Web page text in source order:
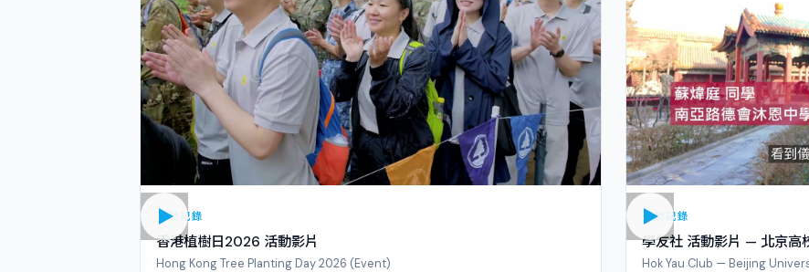
活動記錄
香港植樹日2026 活動影片
Hong Kong Tree Planting Day 2026 (Event)
活動記錄
學友社 活動影片 — 北京高
Hok Yau Club — Beijing